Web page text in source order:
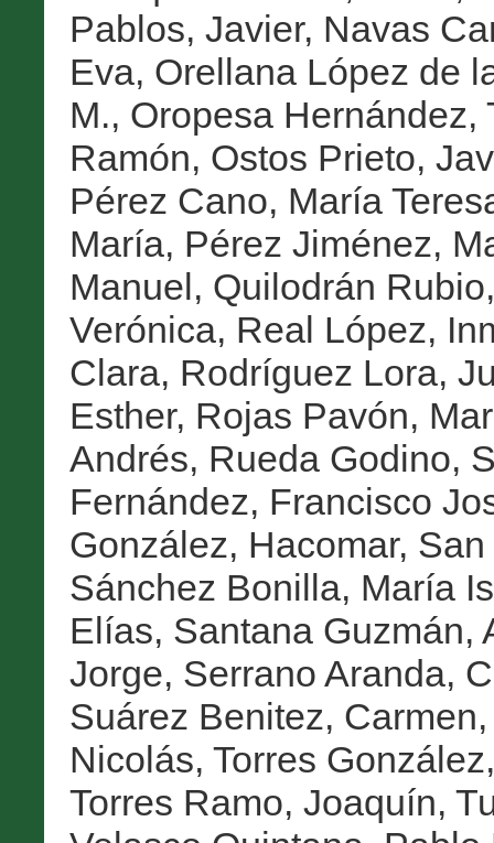
Pablos, Javier, Navas
Eva, Orellana López de
M., Oropesa Hernández,
Ramón, Ostos Prieto,
Pérez Cano, María
María, Pérez Jiménez,
Manuel, Quilodrán
Verónica, Real López,
Clara, Rodríguez Lora,
Esther, Rojas Pavón,
Andrés, Rueda Godino,
Fernández, Francisco
González, Hacomar,
Sánchez Bonilla, María
Elías, Santana Guzmán,
Jorge, Serrano Aranda,
Suárez Benitez, Carmen
Nicolás, Torres
Torres Ramo, Joaquín,